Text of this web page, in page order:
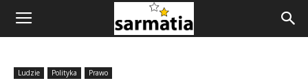
Ludzie Polityka Prawo